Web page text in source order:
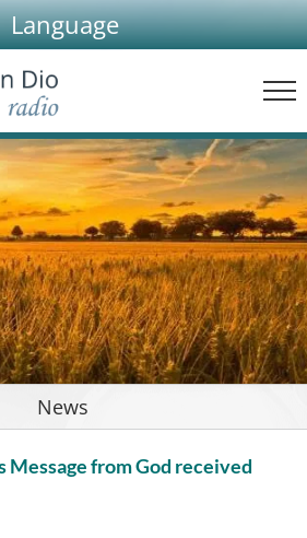
Language
News
Message from God received